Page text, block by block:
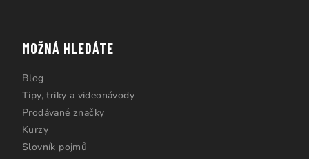
MOŽNÁ HLEDÁTE
Blog
Tipy, triky a videonávody
Prodávané značky
Kurzy
Slovník pojmů